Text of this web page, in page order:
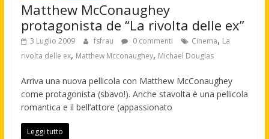
Matthew McConaughey
protagonista de “La rivolta delle ex”
3 Luglio 2009 fsfrau 0 commenti Cinema, La
rivolta delle ex, Matthew Mcconaughey, Michael Douglas
Arriva una nuova pellicola con Matthew McConaughey
come protagonista (sbavo!). Anche stavolta è una pellicola
romantica e il bell’attore (appassionato
Leggi tutto